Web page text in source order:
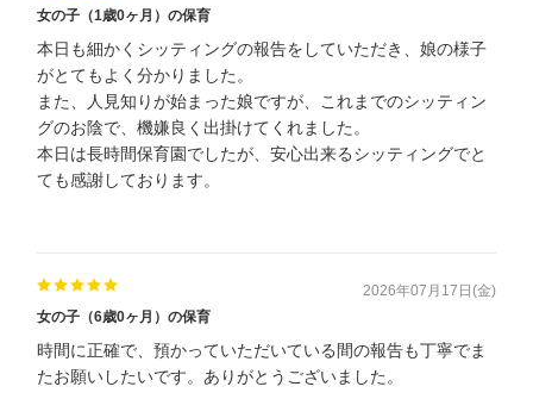
女の子（1歳0ヶ月）の保育
本日も細かくシッティングの報告をしていただき、娘の様子
がとてもよく分かりました。
また、人見知りが始まった娘ですが、これまでのシッティン
グのお陰で、機嫌良く出掛けてくれました。
本日は長時間保育園でしたが、安心出来るシッティングでと
ても感謝しております。
2026年07月17日(金)
女の子（6歳0ヶ月）の保育
時間に正確で、預かっていただいている間の報告も丁寧でま
たお願いしたいです。ありがとうございました。